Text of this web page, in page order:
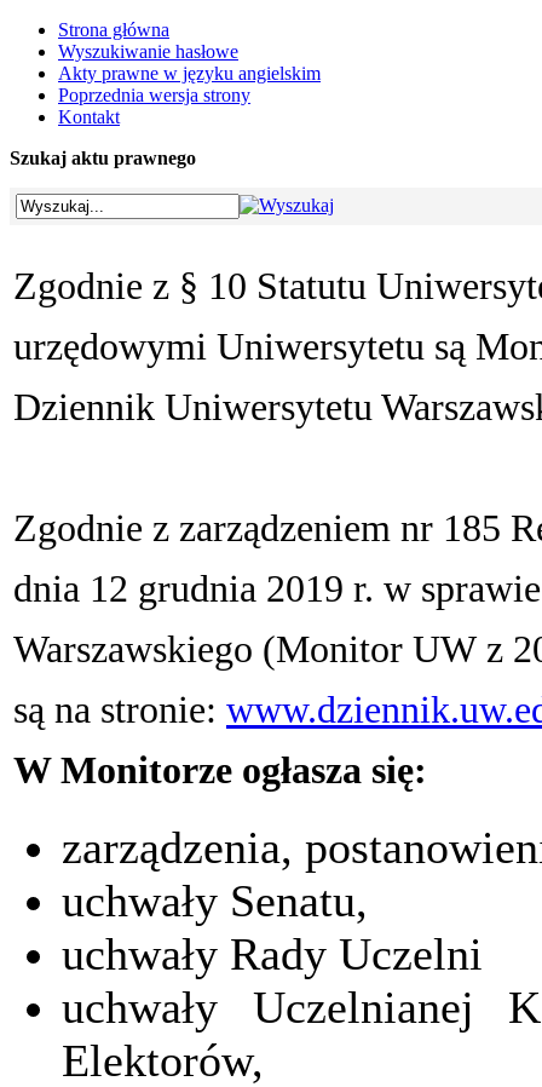
Strona główna
Wyszukiwanie hasłowe
Akty prawne w języku angielskim
Poprzednia wersja strony
Kontakt
Szukaj aktu prawnego
Zgodnie z § 10 Statutu
urzędowymi Uniwersytetu są
Dziennik Uniwersytetu
Zgodnie z zarządzeniem nr 185
dnia 12 grudnia 2019 r. w
Warszawskiego (Monitor UW z
są na stronie:
W Monitorze ​ogłasza się:
zarządzenia,
uchwały Senatu,
uchwały Rady Uczelni
uchwały Uczelnianej
Elektorów,